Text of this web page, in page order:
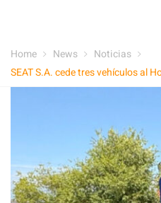
Home News
Noticias
SEAT S.A. cede tres vehículos al